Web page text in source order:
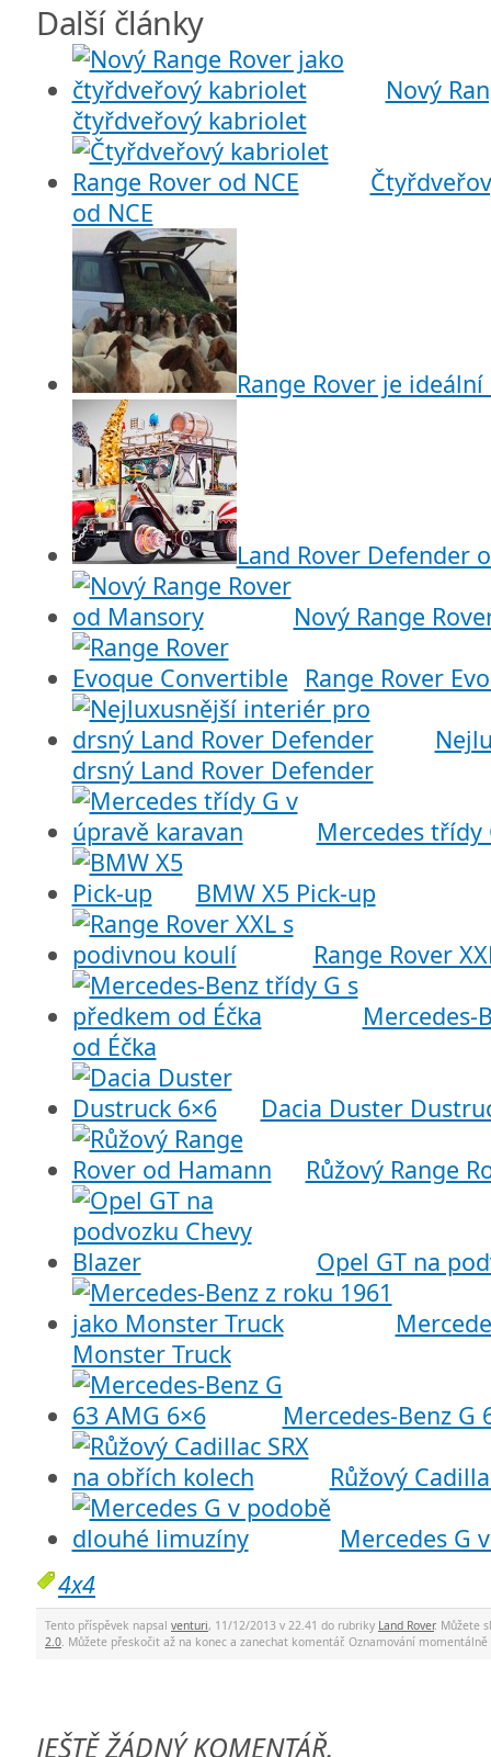
Další články
Nový
čtyřdveřový kabriolet
od NCE
Range Rover je
Land Rover Defender
Nový Range
Range Rover
drsný Land Rover Defender
Mercedes třídy
BMW X5 Pick-up
Range Rover
Mercedes-
od Éčka
Dacia Duster
Růžový Range
Opel GT na
Monster Truck
Mercedes-Benz G
Růžový
Mercedes G
4x4
Tento příspěvek napsal venturi, 11/12/2013 v 22.41 do rubriky Land Rover. Můžete
2.0 . Můžete přeskočit až na konec a zanechat komentář. Oznamování
JEŠTĚ ŽÁDNÝ KOMENTÁŘ.